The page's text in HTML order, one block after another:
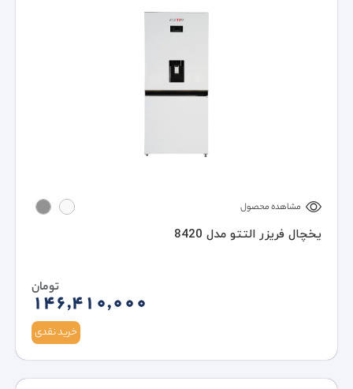
مشاهده محصول
یخچال فریزر التتو مدل 8420
146,410,000
تومان
خرید نقدی